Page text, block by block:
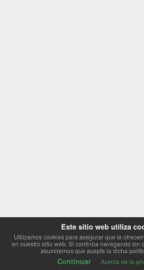
Este sitio web utiliza
Utilizamos cookies para asegurar que le
en nuestro sitio web. Si continúa navegando sin
asumiremos que acepta la dicha
Continuar Acerca de la